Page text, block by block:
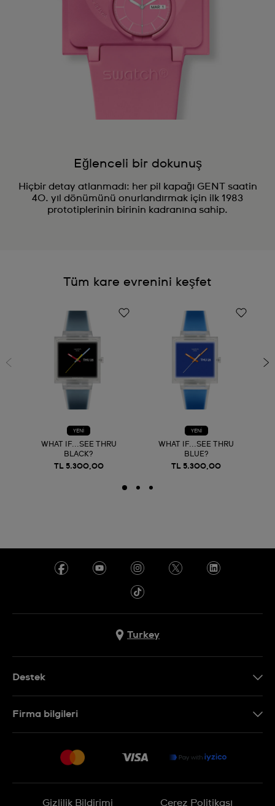
Eğlenceli bir dokunuş
Hiçbir detay atlanmadı: her pil kapağı GENT saatin
40. yıl dönümünü onurlandırmak için ilk 1983
prototiplerinin birinin kadranına sahip.
Tüm kare evrenini keşfet
YENİ
WHAT IF...SEE THRU
BLACK?
TL 5.300,00
YENİ
WHAT IF...SEE THRU
BLUE?
TL 5.300,00
Turkey
Destek
İade Politikası
Firma bilgileri
Gizlilik Bildirimi Çerez Politikası